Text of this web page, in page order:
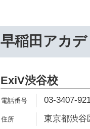
早稲田アカデ
ExiV渋谷校
03-3407-
東京都渋谷